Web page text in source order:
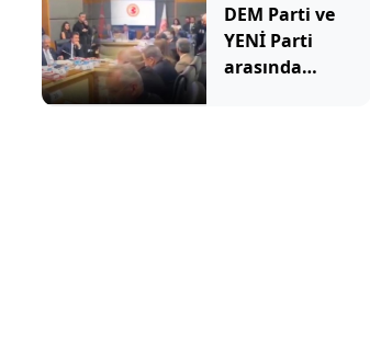
DEM Parti ve
YENİ Parti
arasında